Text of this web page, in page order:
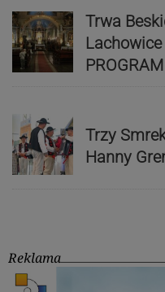
Trwa
Lachowice
PROGRAM
Trzy
Hanny
Reklama